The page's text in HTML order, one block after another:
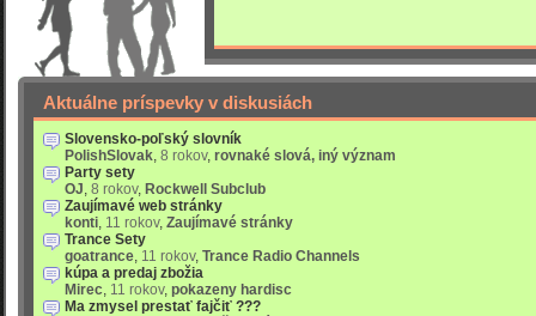
Aktuálne príspevky v diskusiách
Slovensko-poľský slovník
PolishSlovak, 8 rokov, rovnaké slová, iný význam
Party sety
OJ, 8 rokov, Rockwell Subclub
Zaujímavé web stránky
konti, 11 rokov, Zaujímavé stránky
Trance Sety
goatrance, 11 rokov, Trance Radio Channels
kúpa a predaj zbožia
Mirec, 11 rokov, pokazeny hardisc
Ma zmysel prestať fajčiť ???